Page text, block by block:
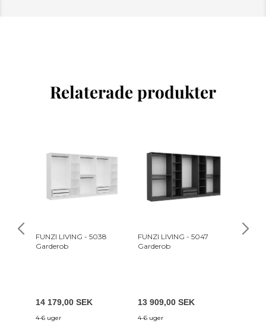
Relaterade produkter
FUNZI LIVING - 5038
Garderob
14 179,00 SEK
4-6 uger
FUNZI LIVING - 5047
Garderob
13 909,00 SEK
4-6 uger
FUNZI